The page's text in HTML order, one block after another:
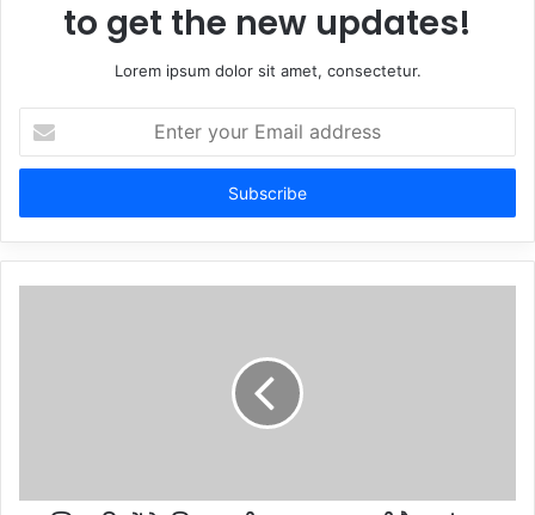
to get the new updates!
Lorem ipsum dolor sit amet, consectetur.
your
Email